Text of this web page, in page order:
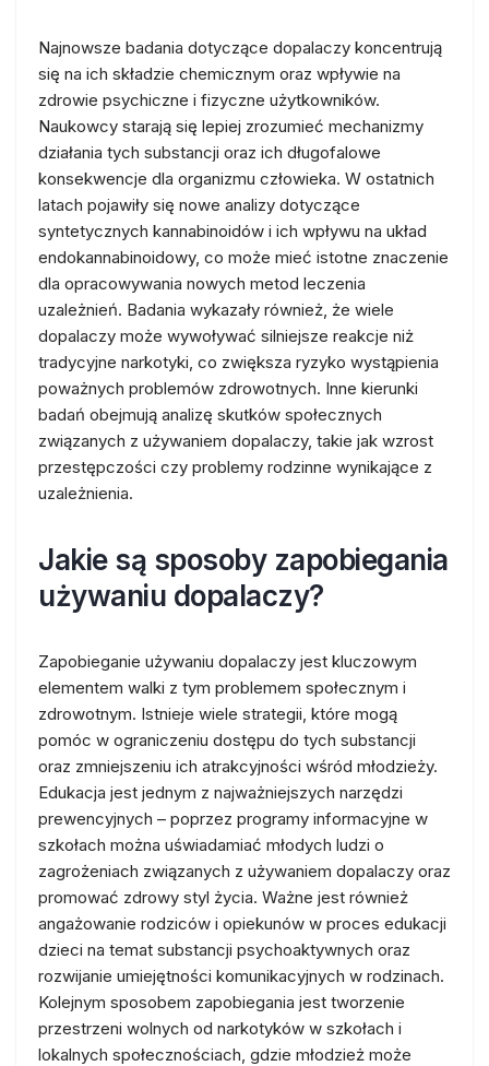
Najnowsze badania dotyczące dopalaczy koncentrują
się na ich składzie chemicznym oraz wpływie na
zdrowie psychiczne i fizyczne użytkowników.
Naukowcy starają się lepiej zrozumieć mechanizmy
działania tych substancji oraz ich długofalowe
konsekwencje dla organizmu człowieka. W ostatnich
latach pojawiły się nowe analizy dotyczące
syntetycznych kannabinoidów i ich wpływu na układ
endokannabinoidowy, co może mieć istotne znaczenie
dla opracowywania nowych metod leczenia
uzależnień. Badania wykazały również, że wiele
dopalaczy może wywoływać silniejsze reakcje niż
tradycyjne narkotyki, co zwiększa ryzyko wystąpienia
poważnych problemów zdrowotnych. Inne kierunki
badań obejmują analizę skutków społecznych
związanych z używaniem dopalaczy, takie jak wzrost
przestępczości czy problemy rodzinne wynikające z
uzależnienia.
Jakie są sposoby zapobiegania
używaniu dopalaczy?
Zapobieganie używaniu dopalaczy jest kluczowym
elementem walki z tym problemem społecznym i
zdrowotnym. Istnieje wiele strategii, które mogą
pomóc w ograniczeniu dostępu do tych substancji
oraz zmniejszeniu ich atrakcyjności wśród młodzieży.
Edukacja jest jednym z najważniejszych narzędzi
prewencyjnych – poprzez programy informacyjne w
szkołach można uświadamiać młodych ludzi o
zagrożeniach związanych z używaniem dopalaczy oraz
promować zdrowy styl życia. Ważne jest również
angażowanie rodziców i opiekunów w proces edukacji
dzieci na temat substancji psychoaktywnych oraz
rozwijanie umiejętności komunikacyjnych w rodzinach.
Kolejnym sposobem zapobiegania jest tworzenie
przestrzeni wolnych od narkotyków w szkołach i
lokalnych społecznościach, gdzie młodzież może